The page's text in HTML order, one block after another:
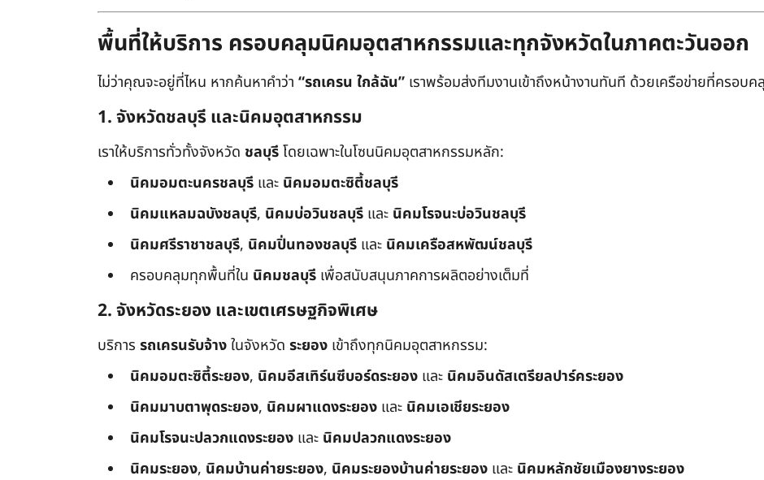
พื้นที่ให้บริการ ครอบคลุมนิคมอุตสาหกรรมและทุกจังหวัดในภาคตะวันออก
ไม่ว่าคุณจะอยู่ที่ไหน หากค้นหาคำว่า “รถเครน ใกล้ฉัน” เราพร้อมส่งทีมงานเข้าถึงหน้างานทันที ด้วยเครือข่ายที่ครอ
1. จังหวัดชลบุรี และนิคมอุตสาหกรรม
เราให้บริการทั่วทั้งจังหวัด ชลบุรีโดยเฉพาะในโซนนิคมอุตสาหกรรมหลัก:
นิคมอมตะนครชลบุรี และ นิคมอมตะซิตี้ชลบุรี
นิคมแหลมฉบังชลบุรี, นิคมบ่อวินชลบุรี และ นิคมโรจนะบ่อวินชลบุรี
นิคมศรีราชาชลบุรี, นิคมปิ่นทองชลบุรี และ นิคมเครือสหพัฒน์ชลบุรี
ครอบคลุมทุกพื้นที่ใน นิคมชลบุรี เพื่อสนับสนุนภาคการผลิตอย่างเต็มที่
2. จังหวัดระยอง และเขตเศรษฐกิจพิเศษ
บริการ รถเครนรับจ้างในจังหวัด ระยอง เข้าถึงทุกนิคมอุตสาหกรรม:
นิคมอมตะซิตี้ระยอง, นิคมอีสเทิร์นซีบอร์ดระยอง และ นิคมอินดัสเตรียลปาร์คระยอง
นิคมมาบตาพุดระยอง, นิคมผาแดงระยอง และ นิคมเอเชียระยอง
นิคมโรจนะปลวกแดงระยอง และ นิคมปลวกแดงระยอง
นิคมระยอง, นิคมบ้านค่ายระยอง, นิคมระยองบ้านค่ายระยอง และ นิคมหลักชัยเมืองยางระยอง